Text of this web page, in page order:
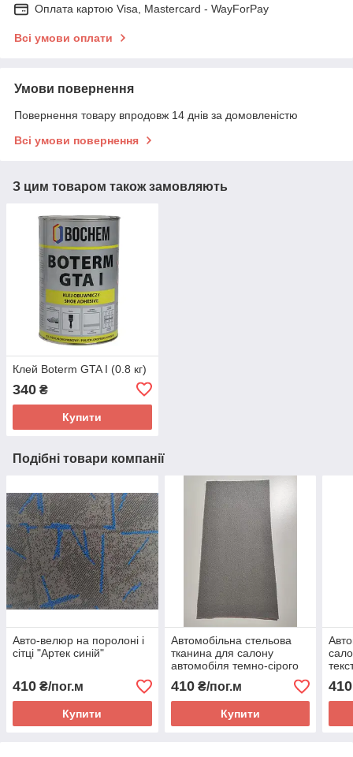
Оплата картою Visa, Mastercard - WayForPay
Всі умови оплати
Умови повернення
Повернення товару впродовж 14 днів за домовленістю
Всі умови повернення
З цим товаром також замовляють
Клей Boterm GTA I (0.8 кг)
340 ₴
Купити
Подібні товари компанії
Авто-велюр на поролоні і
сітці "Артек синій"
410 ₴/пог.м
Купити
Автомобільна стельова
тканина для салону
автомобіля темно-сірого
кольору текстура на
поролоні з сіткою
410₴/пог.м
Купити
410